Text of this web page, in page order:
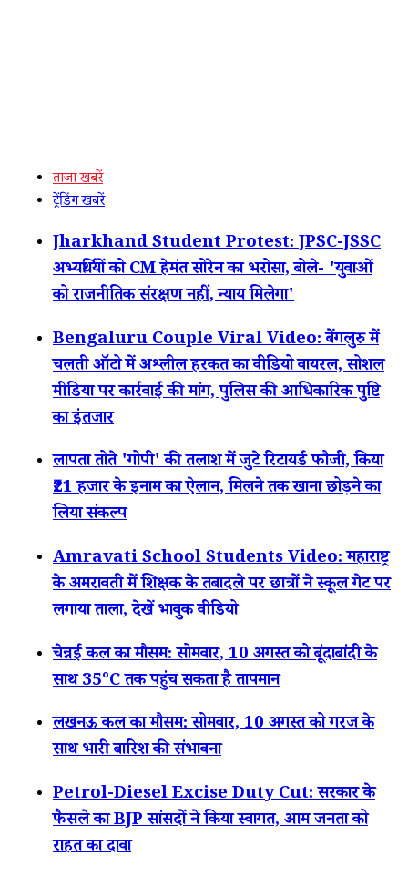
ताजा खबरें
ट्रेंडिंग खबरें
Jharkhand Student Protest: JPSC-JSSC
अभ्यर्थियों को CM हेमंत सोरेन का भरोसा, बोले- 'युवाओं
को राजनीतिक संरक्षण नहीं, न्याय मिलेगा'
Bengaluru Couple Viral Video: बेंगलुरु में
चलती ऑटो में अश्लील हरकत का वीडियो वायरल, सोशल
मीडिया पर कार्रवाई की मांग, पुलिस की आधिकारिक पुष्टि
का इंतजार
लापता तोते 'गोपी' की तलाश में जुटे रिटायर्ड फौजी, किया
₹21 हजार के इनाम का ऐलान, मिलने तक खाना छोड़ने का
लिया संकल्प
Amravati School Students Video: महाराष्ट्र
के अमरावती में शिक्षक के तबादले पर छात्रों ने स्कूल गेट पर
लगाया ताला, देखें भावुक वीडियो
चेन्नई कल का मौसम: सोमवार, 10 अगस्त को बूंदाबांदी के
साथ 35°C तक पहुंच सकता है तापमान
लखनऊ कल का मौसम: सोमवार, 10 अगस्त को गरज के
साथ भारी बारिश की संभावना
Petrol-Diesel Excise Duty Cut: सरकार के
फैसले का BJP सांसदों ने किया स्वागत, आम जनता को
राहत का दावा